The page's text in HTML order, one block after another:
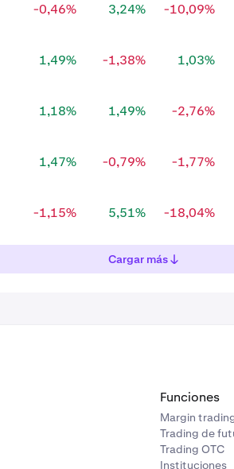
-0,46% 3,24% -10,09%
1,49% -1,38% 1,03%
1,18% 1,49% -2,76%
1,47% -0,79% -1,77%
-1,15% 5,51% -18,04%
Cargar más
Funciones
Margin
Trading de
Trading OTC
Instituciones